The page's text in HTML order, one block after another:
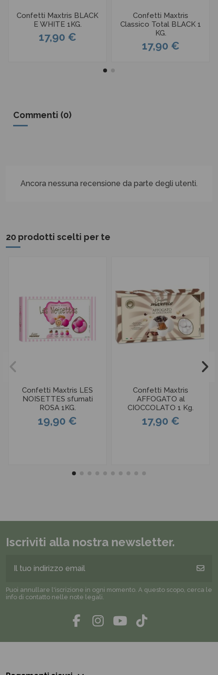
Confetti Maxtris BLACK
E WHITE 1KG.
17,90 €
Confetti Maxtris
Classico Total BLACK 1
KG.
17,90 €
Commenti (0)
Ancora nessuna recensione da parte degli utenti.
20 prodotti scelti per te
Confetti Maxtris LES
NOISETTES sfumati
ROSA 1KG.
19,90 €
Confetti Maxtris
AFFOGATO al
CIOCCOLATO 1 Kg.
17,90 €
Iscriviti alla nostra newsletter.
Puoi annullare l'iscrizione in ogni momento. A questo scopo, cerca le
info di contatto nelle note legali.